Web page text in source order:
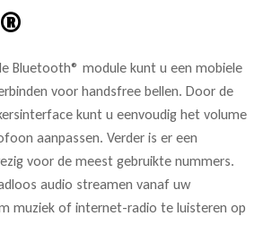
Bluetooth® module kunt u een mobiele
voor handsfree bellen. Door de
kunt u eenvoudig het volume
aanpassen. Verder is er een
voor de meest gebruikte nummers.
audio streamen vanaf uw
muziek of internet-radio te luisteren op